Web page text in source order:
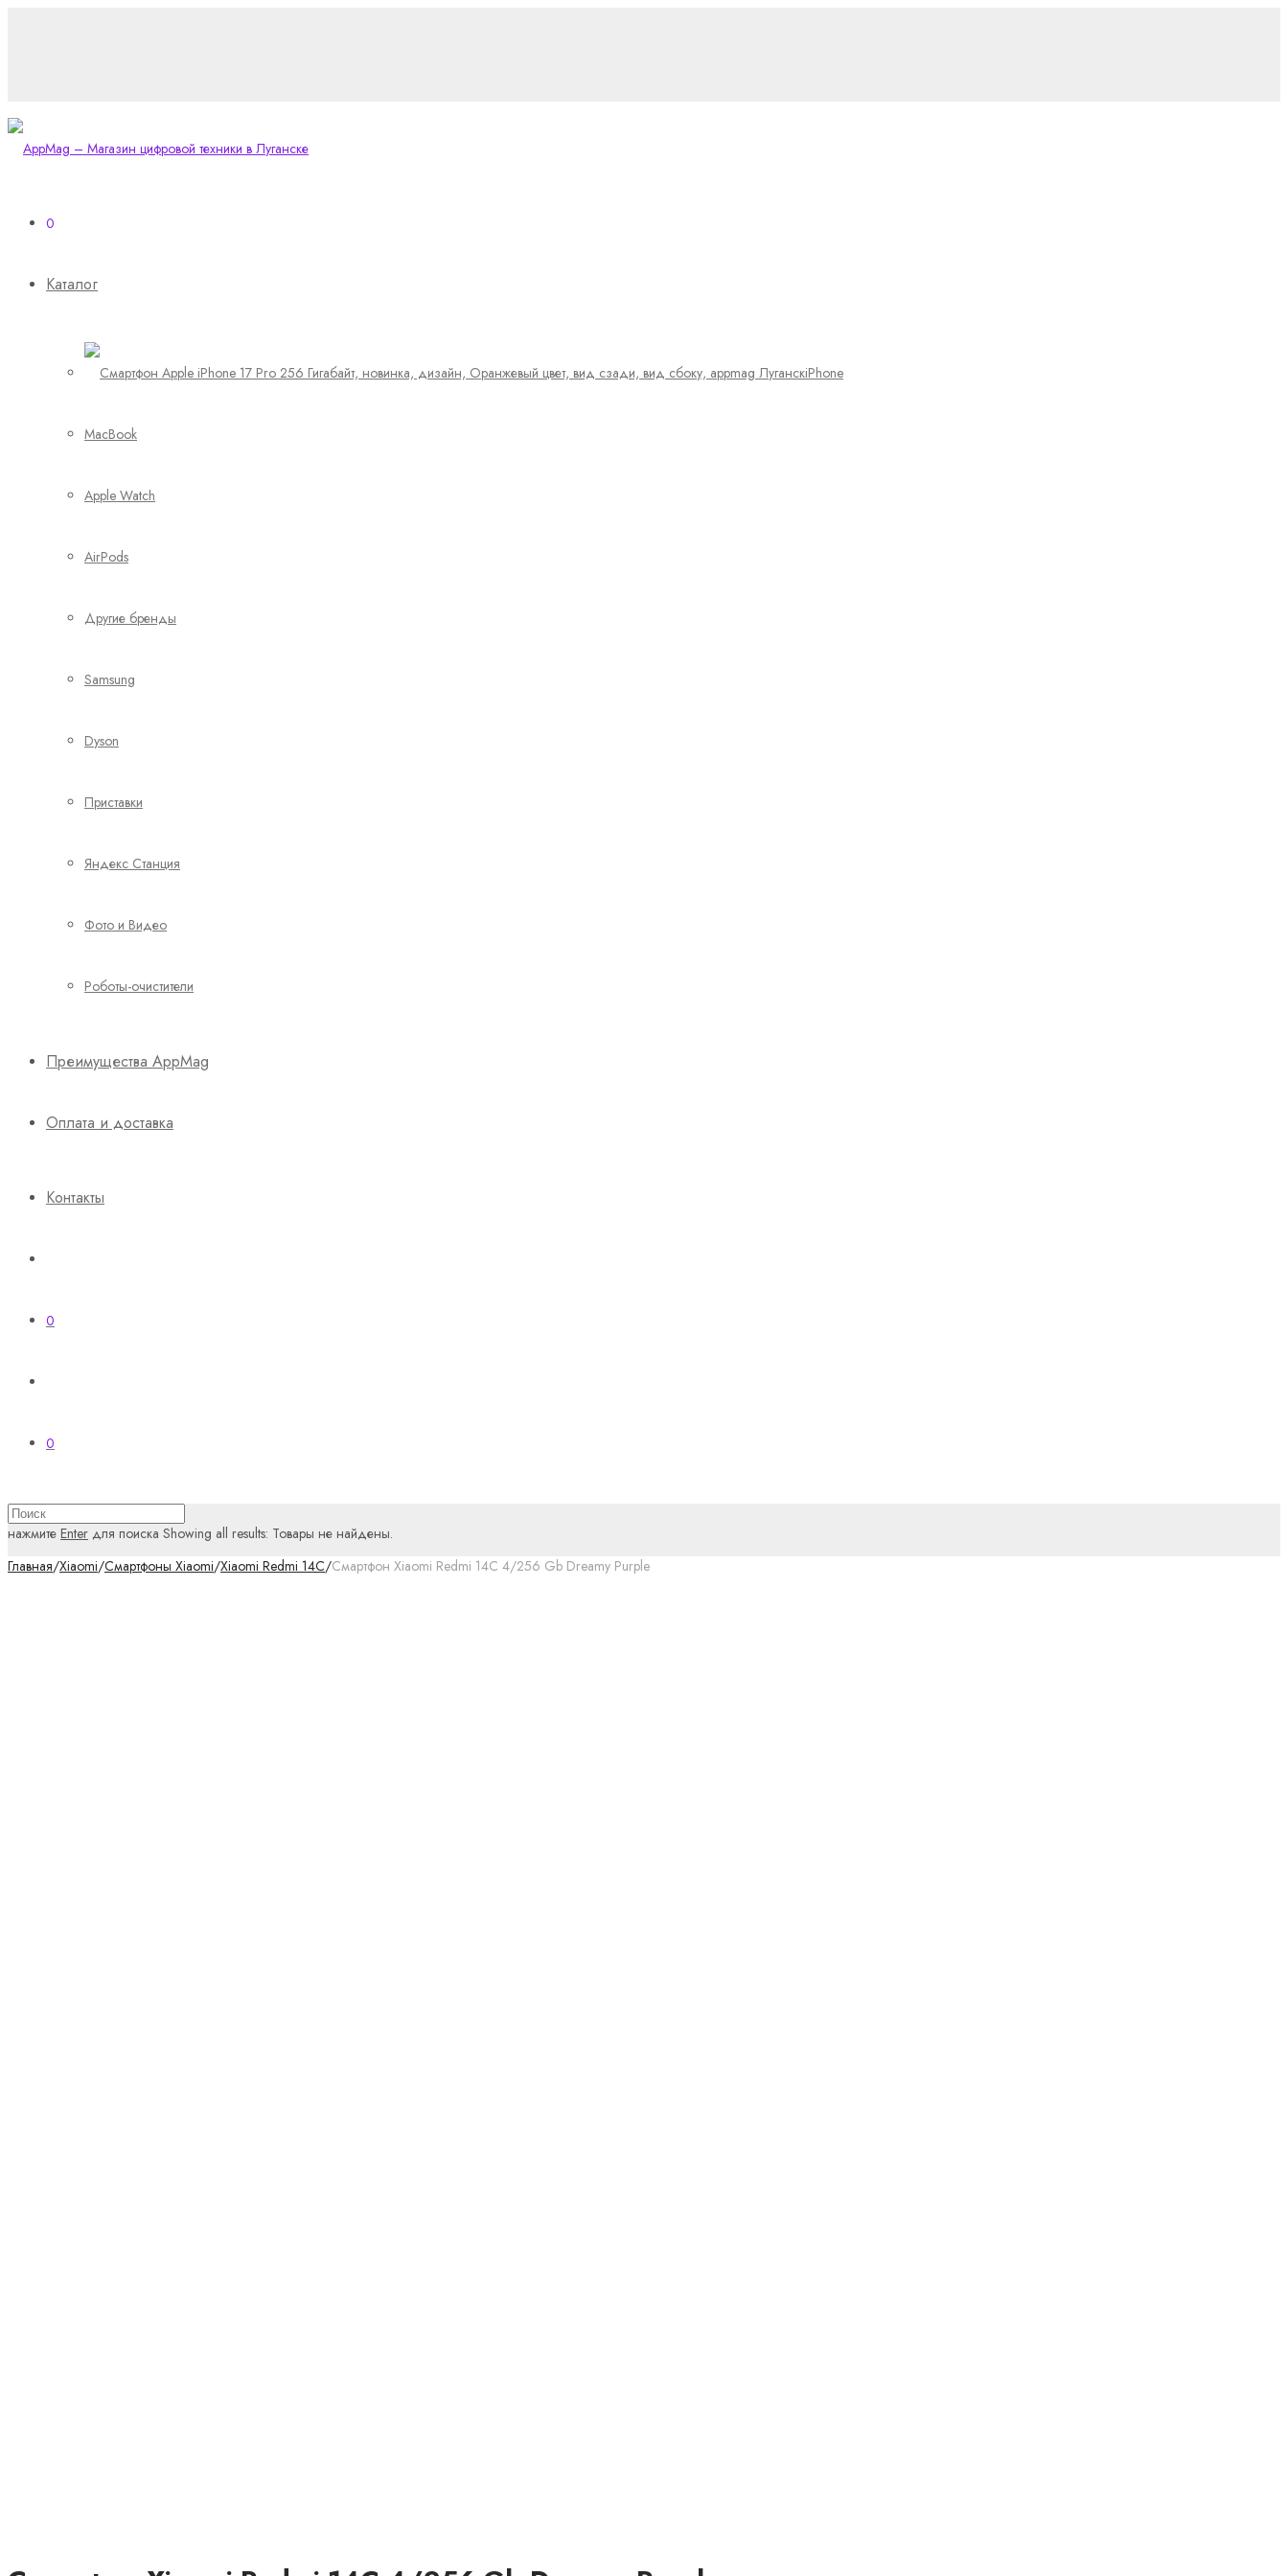
0
Каталог
iPhone
MacBook
Apple Watch
AirPods
Другие бренды
Samsung
Dyson
Приставки
Яндекс Станция
Фото и Видео
Роботы-очистители
Преимущества AppMag
Оплата и доставка
Контакты
0
0
нажмите Enter для поиска Showing all results: Товары не найдены.
Главная/Xiaomi/Смартфоны Xiaomi/Xiaomi Redmi 14C/Смартфон Xiaomi Redmi 14C 4/256 Gb Dreamy Purple